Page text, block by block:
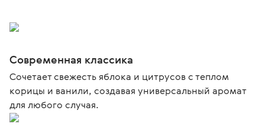
Современная классика
Сочетает свежесть яблока и цитрусов с теплом
корицы и ванили, создавая универсальный аромат
для любого случая.